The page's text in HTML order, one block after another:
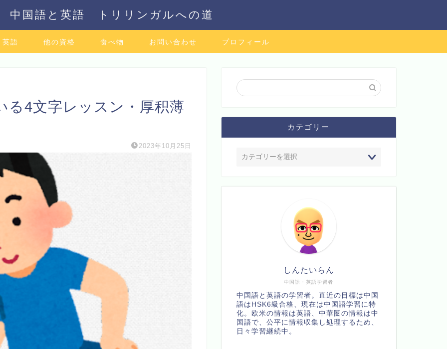
中国語と英語 トリリンガルへの道
英語 他の資格 食べ物 お問い合わせ プロフィール
4文字レッスン・厚积薄
2023年10月25日
カテゴリー
中国語・英語学習者
しんたいらん
中国語と英語の学習者。直近の目標は中国
語はHSK6級合格、現在は中国語学習に特
化。欧米の情報は英語、中華圏の情報は中
国語で、公平に情報収集し処理するため、
日々学習継続中。